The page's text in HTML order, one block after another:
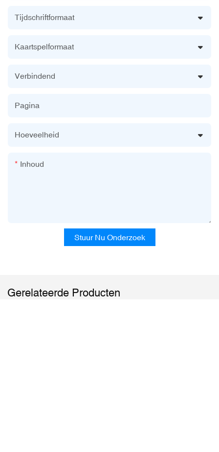
Tijdschriftformaat
Kaartspelformaat
Verbindend
Pagina
Hoeveelheid
Inhoud
Stuur Nu Onderzoek
Gerelateerde Producten